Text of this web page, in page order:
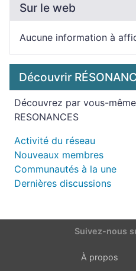
Sur le web
Aucune information à
Découvrir
Découvrez par vous-
RESONANCES
Activité du réseau
Nouveaux membres
Communautés à la une
Dernières discussions
Suivez-nous
À propos